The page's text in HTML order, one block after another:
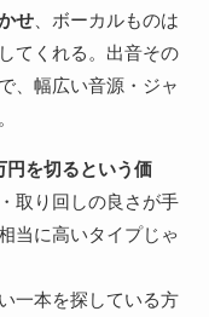
せ、ボーカルものは
てくれる。出音その
、幅広い音源・ジャ
円を切るという価
取り回しの良さが手
当に高いタイプじゃ
一本を探している方